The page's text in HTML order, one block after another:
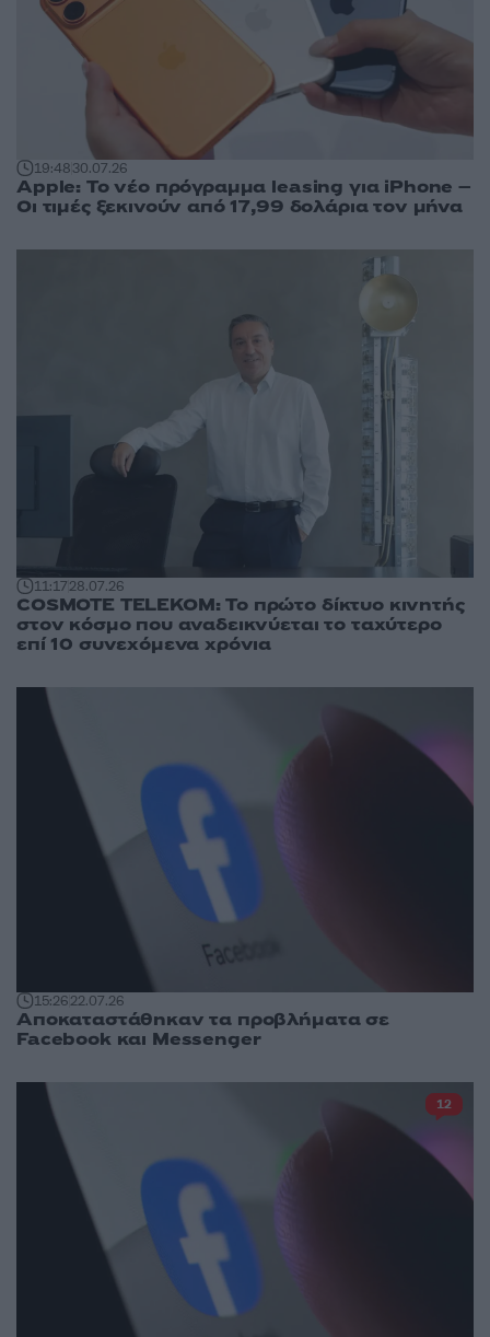
19:4830.07.26
Apple: Το νέο πρόγραμμα leasing για iPhone –
Οι τιμές ξεκινούν από 17,99 δολάρια τον μήνα
11:1728.07.26
COSMOTE TELEKOM: Το πρώτο δίκτυο κινητής
στον κόσμο που αναδεικνύεται το ταχύτερο
επί 10 συνεχόμενα χρόνια
15:2622.07.26
Αποκαταστάθηκαν τα προβλήματα σε
Facebook και Messenger
12